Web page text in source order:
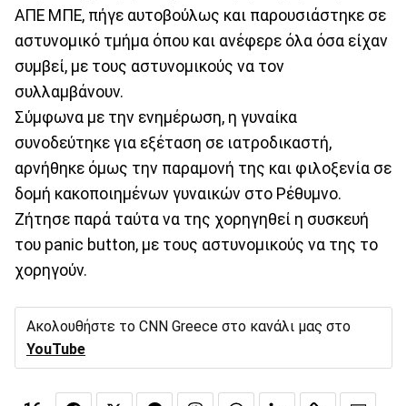
ΑΠΕ ΜΠΕ, πήγε αυτοβούλως και παρουσιάστηκε σε
αστυνομικό τμήμα όπου και ανέφερε όλα όσα είχαν
συμβεί, με τους αστυνομικούς να τον
συλλαμβάνουν.
Σύμφωνα με την ενημέρωση, η γυναίκα
συνοδεύτηκε για εξέταση σε ιατροδικαστή,
αρνήθηκε όμως την παραμονή της και φιλοξενία σε
δομή κακοποιημένων γυναικών στο Ρέθυμνο.
Ζήτησε παρά ταύτα να της χορηγηθεί η συσκευή
του panic button, με τους αστυνομικούς να της το
χορηγούν.
Ακολουθήστε το CNN Greece στο κανάλι μας στο
YouTube